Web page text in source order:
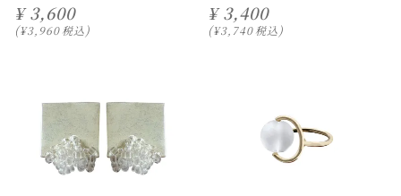
¥ 3,600
¥3,960税込
¥ 3,400
¥3,740税込